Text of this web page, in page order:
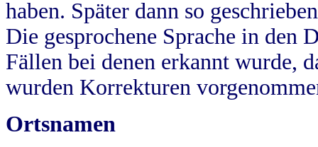
haben. Später dann so
Die gesprochene Sprache in
Fällen bei denen erkannt wurde,
wurden Korrekturen
Ortsnamen